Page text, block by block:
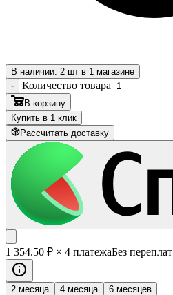
В наличии: 2 шт в 1 магазине
-
Количество товара
В корзину
Купить в 1 клик
Рассчитать доставку
1 354.50 ₽ × 4 платежаБез переплат
2 месяца 4 месяца 6 месяцев